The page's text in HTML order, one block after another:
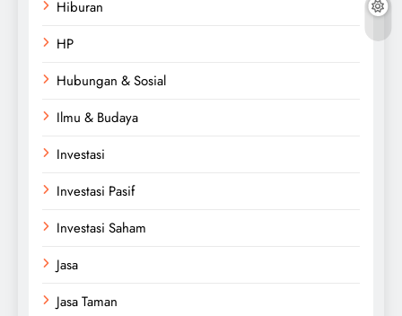
Hiburan
HP
Hubungan & Sosial
Ilmu & Budaya
Investasi
Investasi Pasif
Investasi Saham
Jasa
Jasa Taman